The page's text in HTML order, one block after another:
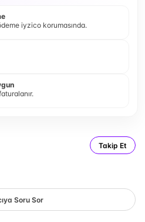
iyzico korumasında.
Takip Et
Soru Sor